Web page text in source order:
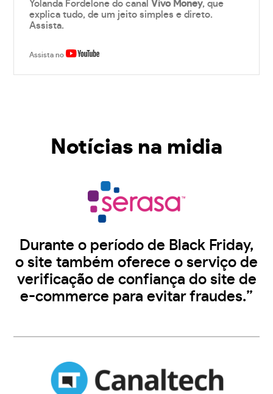
Yolanda Fordelone do canalVivo Money, que
explica tudo, de um jeito simples e direto.
Assista.
Assista no
Notícias na midia
Durante o período de Black Friday,
o site também oferece o serviço de
verificação de confiança do site de
e-commerce para evitar fraudes.”